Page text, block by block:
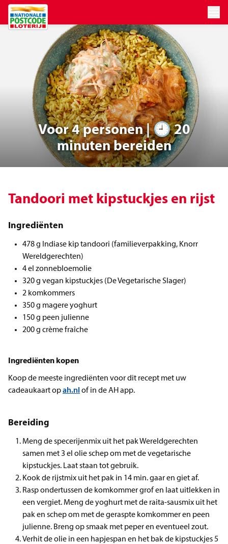
Ga naar de hoofdinhoud
Voor 4 personen | 🕘 20
minuten bereiden
Tandoori met kipstuckjes en rijst
Ingrediënten
478 g Indiase kip tandoori (familieverpakking, Knorr
Wereldgerechten)
4 el zonnebloemolie
320 g vegan kipstuckjes (De Vegetarische Slager)
2 komkommers
350 g magere yoghurt
150 g peen julienne
200 g crème fraîche
Ingrediënten kopen
Koop de meeste ingrediënten voor dit recept met uw
cadeaukaart opah.nl of in de AH app.
Bereiding
Meng de specerijenmix uit het pak Wereldgerechten
samen met 3 el olie schep om met de vegetarische
kipstuckjes. Laat staan tot gebruik.
Kook de rijstmix uit het pak in 14 min. gaar en giet af.
Rasp ondertussen de komkommer grof en laat uitlekken in
een vergiet. Meng de yoghurt met de raita-sausmix uit het
pak en schep om met de geraspte komkommer en peen
julienne. Breng op smaak met peper en eventueel zout.
Verhit de olie in een hapjespan en het bak de kipstuckjes 5